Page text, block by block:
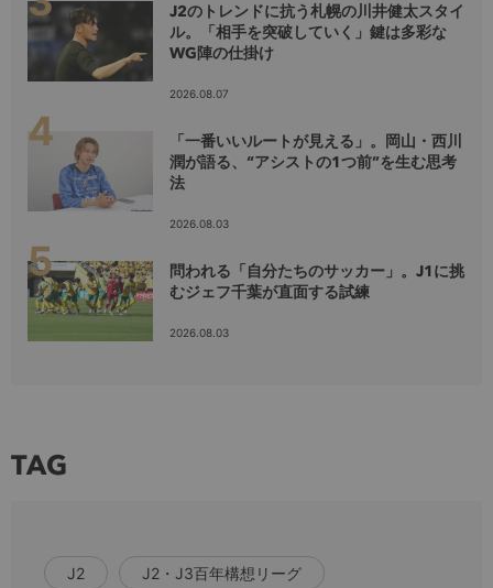
J2のトレンドに抗う札幌の川井健太スタイ
ル。「相手を突破していく」鍵は多彩な
WG陣の仕掛け
2026.08.07
「一番いいルートが見える」。岡山・西川
潤が語る、“アシストの1つ前”を生む思考
法
2026.08.03
問われる「自分たちのサッカー」。J1に挑
むジェフ千葉が直面する試練
2026.08.03
TAG
J2 J2・J3百年構想リーグ